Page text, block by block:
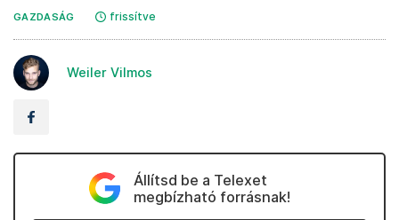
GAZDASÁG frissítve
Weiler Vilmos
Állítsd be a Telexet
megbízható forrásnak!